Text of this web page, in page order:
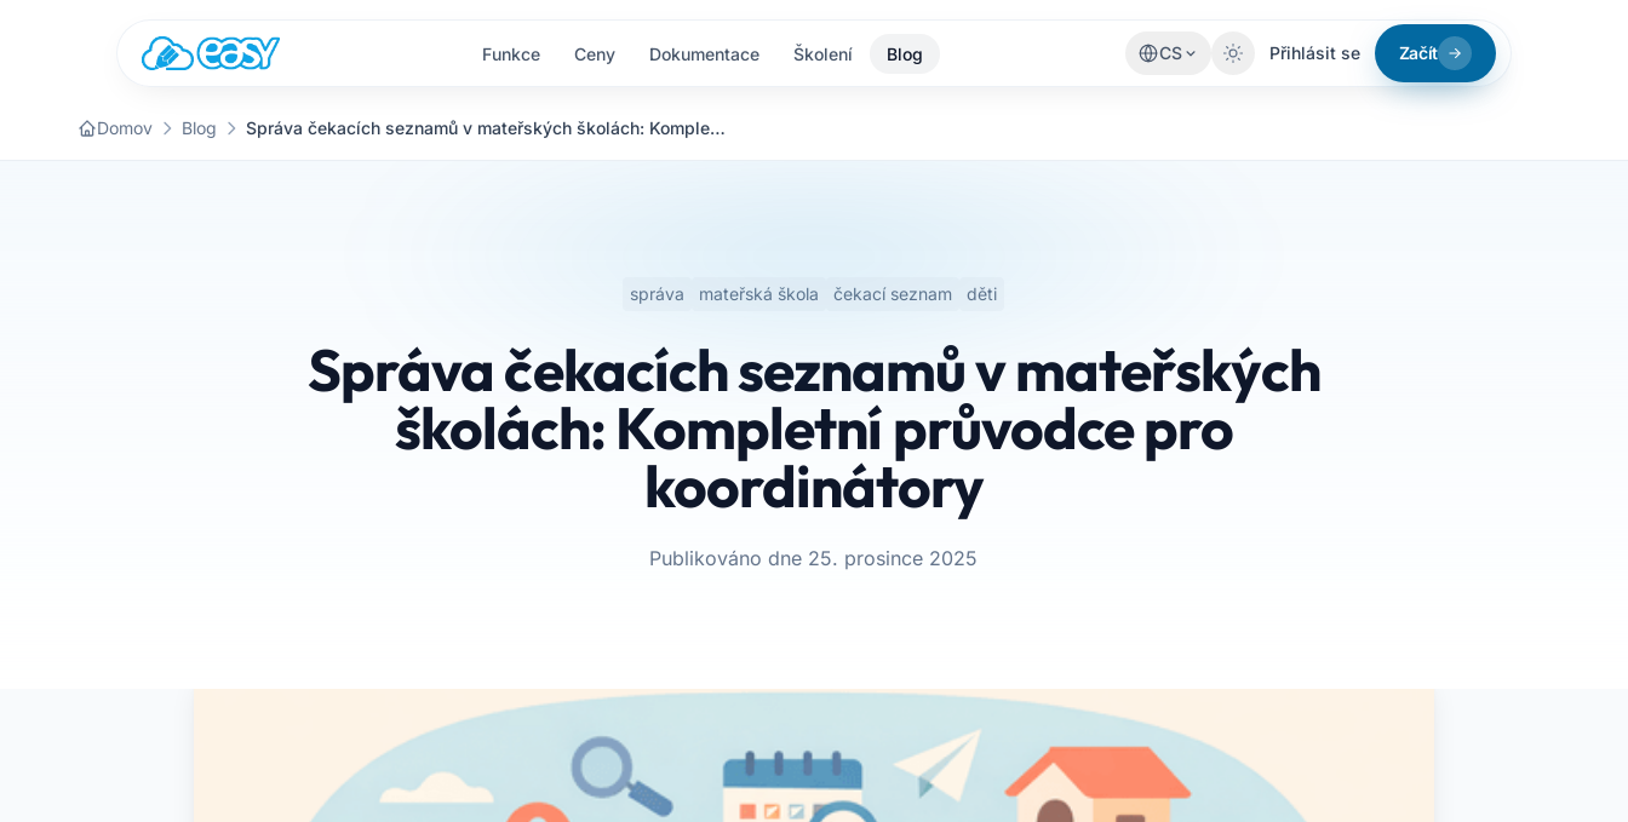
Funkce Ceny Dokumentace Školení Blog CS Přihlásit se Začít
Domov Blog Správa čekacích seznamů v mateřských školách: Kompletní průvodce pro koordinátory
správa mateřská škola čekací seznam děti
Správa čekacích seznamů v mateřských
školách: Kompletní průvodce pro
koordinátory
Publikováno dne 25. prosince 2025